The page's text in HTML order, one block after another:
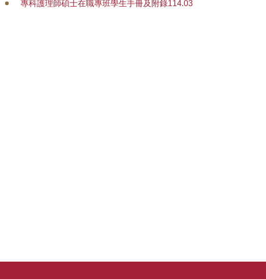
專科護理師碩士在職專班學生手冊及附錄114.03